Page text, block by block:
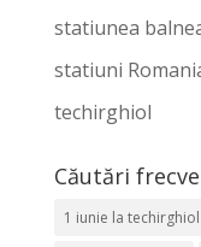
statiunea
statiuni
techirghiol
Căutări
1 iunie la techirghiol